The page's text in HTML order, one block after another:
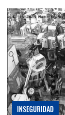
INSEGURIDAD